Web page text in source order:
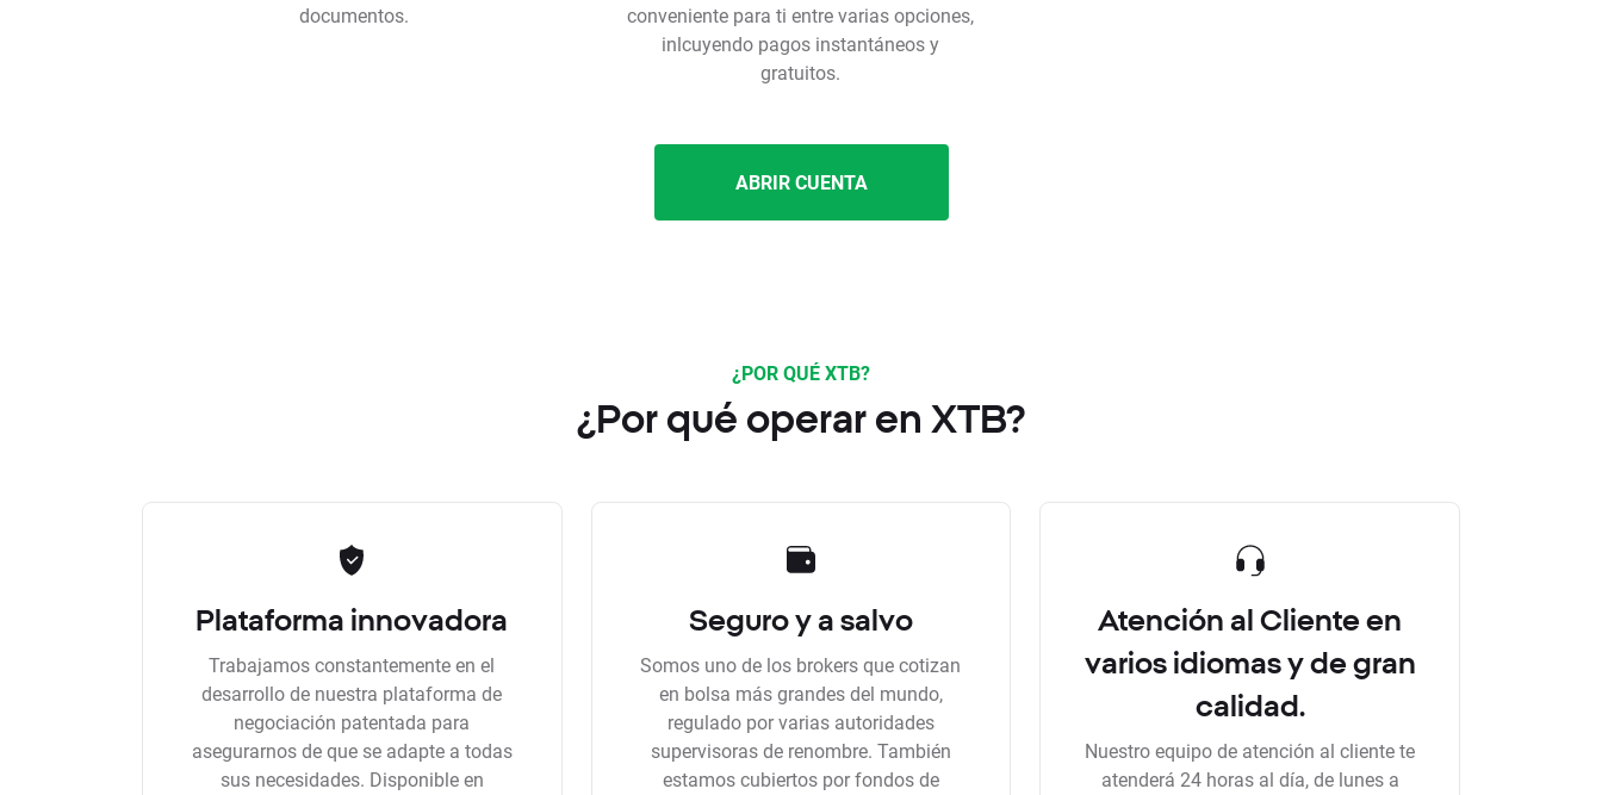
documentos.
conveniente para ti entre varias opciones,
inlcuyendo pagos instantáneos y
gratuitos.
ABRIR CUENTA
¿POR QUÉ XTB?
¿Por qué operar en XTB?
Plataforma innovadora
Trabajamos constantemente en el
desarrollo de nuestra plataforma de
negociación patentada para
asegurarnos de que se adapte a todas
sus necesidades. Disponible en
Seguro y a salvo
Somos uno de los brokers que cotizan
en bolsa más grandes del mundo,
regulado por varias autoridades
supervisoras de renombre. También
estamos cubiertos por fondos de
Atención al Cliente en
varios idiomas y de gran
calidad.
Nuestro equipo de atención al cliente te
atenderá 24 horas al día, de lunes a